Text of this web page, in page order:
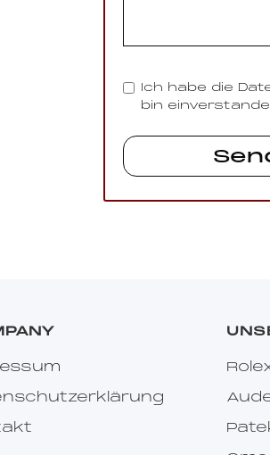
Ich habe die
bin